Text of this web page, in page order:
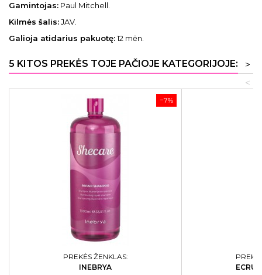
Gamintojas: Paul Mitchell.
Kilmės šalis:JAV.
Galioja atidarius pakuotę:12 mėn.
5 KITOS PREKĖS TOJE PAČIOJE KATEGORIJOJE:
>
<
−7%
PREKĖS ŽENKLAS:
INEBRYA
ECRU